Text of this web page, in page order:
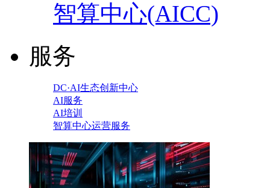
智算中心(AICC)
服务
DC·AI生态创新中心
AI服务
AI培训
智算中心运营服务